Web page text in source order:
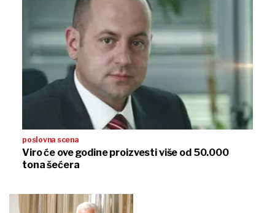
poslovna scena
Viro će ove godine proizvesti više od 50.000
tona šećera